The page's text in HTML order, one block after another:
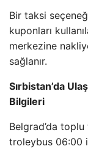
Bir taksi
kuponları
merkezine
sağlanır.
Sırbistan’da
Bilgileri
Belgrad’da
troleybus 06:00